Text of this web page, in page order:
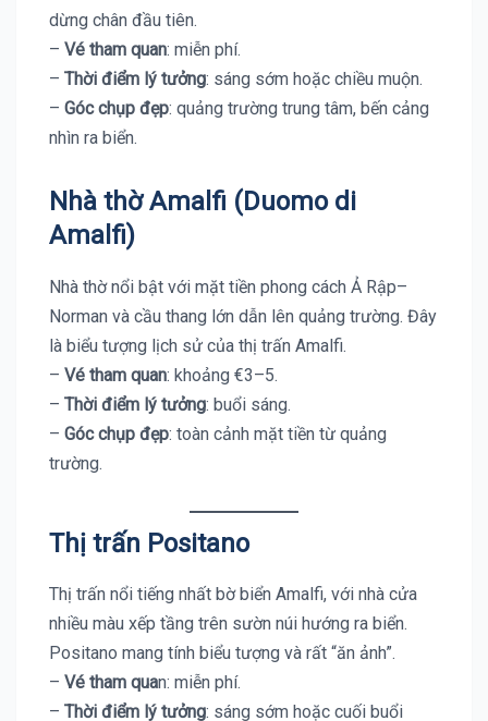
dừng chân đầu tiên.
– Vé tham quan: miễn phí.
– Thời điểm lý tưởng: sáng sớm hoặc chiều muộn.
– Góc chụp đẹp: quảng trường trung tâm, bến cảng
nhìn ra biển.
Nhà thờ Amalfi (Duomo di
Amalfi)
Nhà thờ nổi bật với mặt tiền phong cách Ả Rập–
Norman và cầu thang lớn dẫn lên quảng trường. Đây
là biểu tượng lịch sử của thị trấn Amalfi.
– Vé tham quan: khoảng €3–5.
– Thời điểm lý tưởng: buổi sáng.
– Góc chụp đẹp: toàn cảnh mặt tiền từ quảng
trường.
Thị trấn Positano
Thị trấn nổi tiếng nhất bờ biển Amalfi, với nhà cửa
nhiều màu xếp tầng trên sườn núi hướng ra biển.
Positano mang tính biểu tượng và rất “ăn ảnh”.
– Vé tham quan: miễn phí.
– Thời điểm lý tưởng: sáng sớm hoặc cuối buổi